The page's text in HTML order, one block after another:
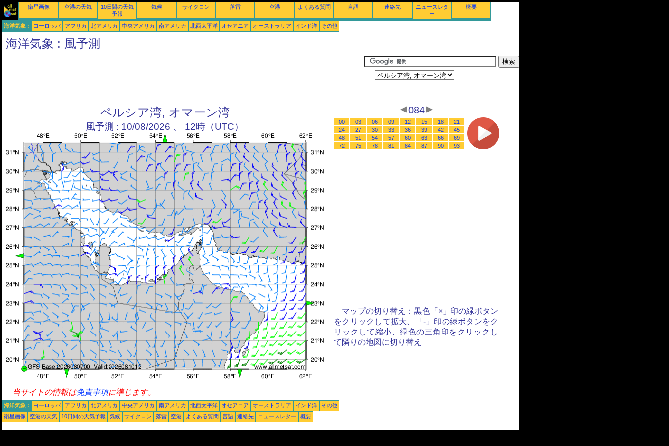
衛星画像 空港の天気
10日間の天気
予報
気候 サイクロン 落雷 空港 よくある質問 言語 連絡先
ニュースレタ
ー
概要
海洋気象 : ヨーロッパ アフリカ 北アメリカ 中央アメリカ 南アメリカ 北西太平洋 オセアニア オーストラリア インド洋 その他
海洋気象 : 風予測
ペルシア湾, オマーン湾
風予測 : 10/08/2026 、 12時（UTC）
084
00 03 06 09 12 15 18
21
24
27 30 33 36 39 42
45
48
51 54 57 60 63 66
69
72
75 78 81 84 87 90 93
マップの切り替え：黒色「×」印の緑ボタン
をクリックして拡大、「-」印の緑ボタンをク
リックして縮小、緑色の三角印をクリックし
て隣りの地図に切り替え
当サイトの情報は免責事項に準じます。
海洋気象 : ヨーロッパ アフリカ 北アメリカ 中央アメリカ 南アメリカ 北西太平洋 オセアニア オーストラリア インド洋
その他
衛星画像
空港の天気 10日間の天気予報 気候 サイクロン 落雷 空港 よくある質問 言語 連絡先 ニュースレター 概要